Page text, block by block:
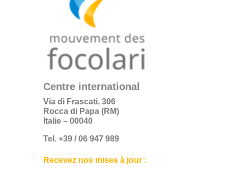
Centre international
Via di Frascati, 306
Rocca di Papa (RM)
Italie – 00040
Tel. +39 / 06 947 989
Recevez nos mises à jour :